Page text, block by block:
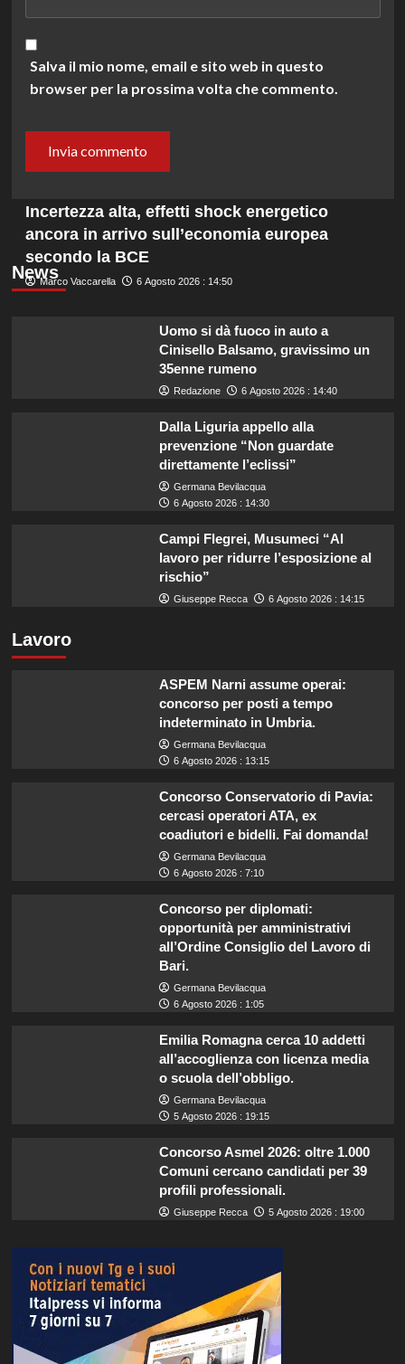
Salva il mio nome, email e sito web in questo
browser per la prossima volta che commento.
News
Incertezza alta, effetti shock energetico
ancora in arrivo sull’economia europea
secondo la BCE
Marco Vaccarella 6 Agosto 2026 : 14:50
Uomo si dà fuoco in auto a
Cinisello Balsamo, gravissimo un
35enne rumeno
Redazione 6 Agosto 2026 : 14:40
Dalla Liguria appello alla
prevenzione “Non guardate
direttamente l’eclissi”
Germana Bevilacqua
6 Agosto 2026 : 14:30
Campi Flegrei, Musumeci “Al
lavoro per ridurre l’esposizione al
rischio”
Giuseppe Recca 6 Agosto 2026 : 14:15
Lavoro
ASPEM Narni assume operai:
concorso per posti a tempo
indeterminato in Umbria.
Germana Bevilacqua
6 Agosto 2026 : 13:15
Concorso Conservatorio di Pavia:
cercasi operatori ATA, ex
coadiutori e bidelli. Fai domanda!
Germana Bevilacqua
6 Agosto 2026 : 7:10
Concorso per diplomati:
opportunità per amministrativi
all’Ordine Consiglio del Lavoro di
Bari.
Germana Bevilacqua
6 Agosto 2026 : 1:05
Emilia Romagna cerca 10 addetti
all’accoglienza con licenza media
o scuola dell’obbligo.
Germana Bevilacqua
5 Agosto 2026 : 19:15
Concorso Asmel 2026: oltre 1.000
Comuni cercano candidati per 39
profili professionali.
Giuseppe Recca 5 Agosto 2026 : 19:00